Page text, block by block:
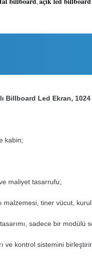
Billboard Led Ekran,
kabin;
maliyet tasarrufu;
malzemesi, tiner vücut,
sadece bir modülü
ve kontrol sistemini